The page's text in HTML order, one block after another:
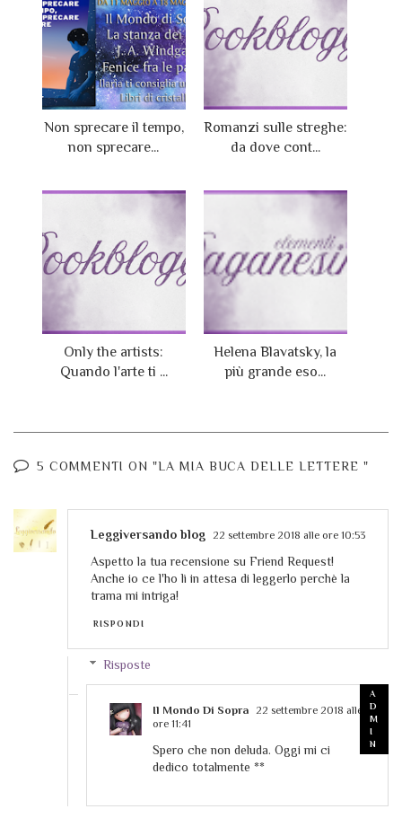
Non sprecare il tempo,
non sprecare...
Romanzi sulle streghe:
da dove cont...
Only the artists:
Quando l'arte ti ...
Helena Blavatsky, la
più grande eso...
5 COMMENTI ON "LA MIA BUCA DELLE LETTERE "
Leggiversando blog 22 settembre 2018 alle ore 10:53
Aspetto la tua recensione su Friend Request!
Anche io ce l'ho lì in attesa di leggerlo perchè la
trama mi intriga!
RISPONDI
Risposte
Il Mondo Di Sopra
22 settembre 2018 alle
ore 11:41
Spero che non deluda. Oggi mi ci
dedico totalmente **